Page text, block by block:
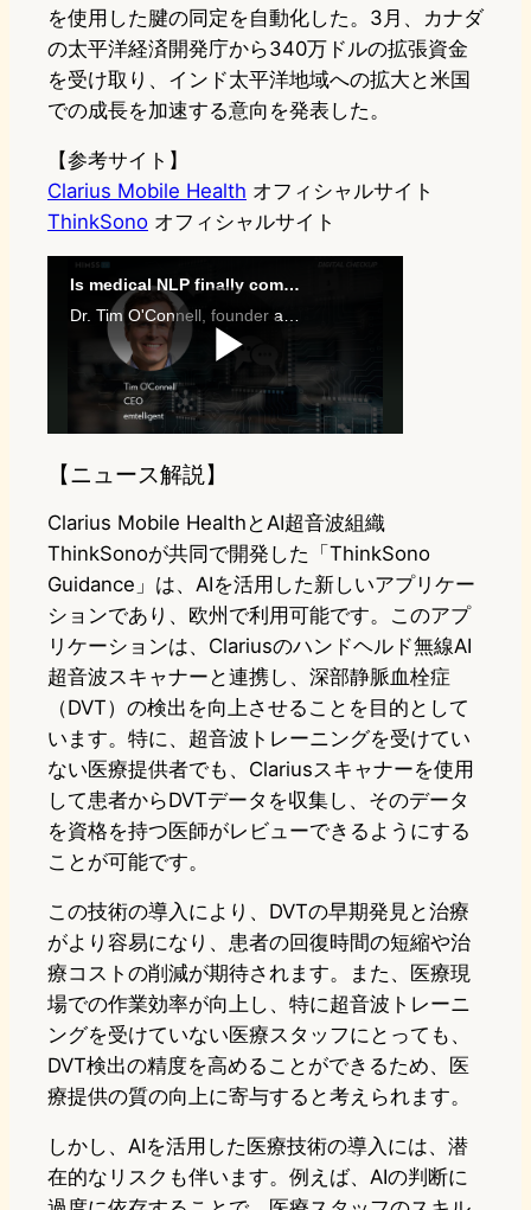
を使用した腱の同定を自動化した。3月、カナダ
の太平洋経済開発庁から340万ドルの拡張資金
を受け取り、インド太平洋地域への拡大と米国
での成長を加速する意向を発表した。
【参考サイト】
Clarius Mobile Health オフィシャルサイト
ThinkSono オフィシャルサイト
【ニュース解説】
Clarius Mobile HealthとAI超音波組織
ThinkSonoが共同で開発した「ThinkSono
Guidance」は、AIを活用した新しいアプリケー
ションであり、欧州で利用可能です。このアプ
リケーションは、Clariusのハンドヘルド無線AI
超音波スキャナーと連携し、深部静脈血栓症
（DVT）の検出を向上させることを目的として
います。特に、超音波トレーニングを受けてい
ない医療提供者でも、Clariusスキャナーを使用
して患者からDVTデータを収集し、そのデータ
を資格を持つ医師がレビューできるようにする
ことが可能です。
この技術の導入により、DVTの早期発見と治療
がより容易になり、患者の回復時間の短縮や治
療コストの削減が期待されます。また、医療現
場での作業効率が向上し、特に超音波トレーニ
ングを受けていない医療スタッフにとっても、
DVT検出の精度を高めることができるため、医
療提供の質の向上に寄与すると考えられます。
しかし、AIを活用した医療技術の導入には、潜
在的なリスクも伴います。例えば、AIの判断に